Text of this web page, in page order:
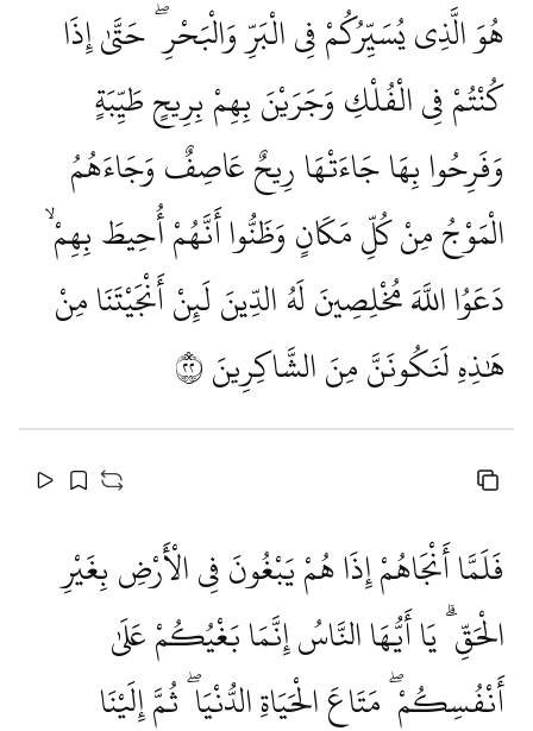
هُوَ الَّذِي يُسَيِّرُكُمْ فِي الْبَرِّ وَالْبَحْرِ ۖ حَتَّىٰ إِذَا
كُنْتُمْ فِي الْفُلْكِ وَجَرَيْنَ بِهِمْ بِرِيحٍ طَيِّبَةٍ
وَفَرِحُوا بِهَا جَاءَتْهَا رِيحٌ عَاصِفٌ وَجَاءَهُمُ
الْمَوْجُ مِنْ كُلِّ مَكَانٍ وَظَنُّوا أَنَّهُمْ أُحِيطَ بِهِمْ ۙ
دَعَوُا اللَّهَ مُخْلِصِينَ لَهُ الدِّينَ لَئِنْ أَنْجَيْتَنَا مِنْ
هَٰذِهِ لَنَكُونَنَّ مِنَ الشَّاكِرِينَ٢٢
فَلَمَّا أَنْجَاهُمْ إِذَا هُمْ يَبْغُونَ فِي الْأَرْضِ بِغَيْرِ
الْحَقِّ ۗ يَا أَيُّهَا النَّاسُ إِنَّمَا بَغْيُكُمْ عَلَىٰ
أَنْفُسِكُمْ ۖ مَتَاعَ الْحَيَاةِ الدُّنْيَا ۖ ثُمَّ إِلَيْنَا